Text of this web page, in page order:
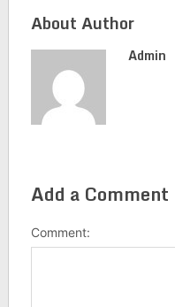
About Author
Admin
Add a Comment
Comment: